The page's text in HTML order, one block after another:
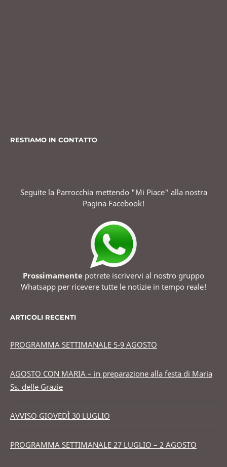
RESTIAMO IN CONTATTO
Seguite la Parrocchia mettendo "Mi Piace" alla nostra
Pagina Facebook!
Prossimamente potrete iscrivervi al nostro gruppo
Whatsapp per ricevere tutte le notizie in tempo reale!
ARTICOLI RECENTI
PROGRAMMA SETTIMANALE 5-9 AGOSTO
AGOSTO CON MARIA – in preparazione alla festa di Maria
Ss. delle Grazie
AVVISO GIOVEDÌ 30 LUGLIO
PROGRAMMA SETTIMANALE 27 LUGLIO – 2 AGOSTO